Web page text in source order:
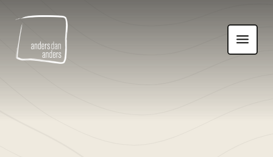
Anders
dan
Anders
Toon
navigatie